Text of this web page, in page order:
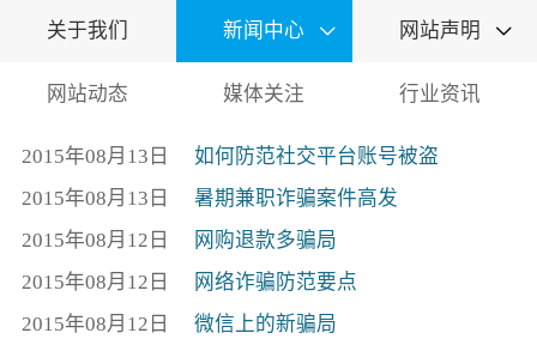
关于我们 新闻中心 
网站动态 媒体关注 行业资讯
网站声明 
2015年08月13日
如何防范社交平台账号被盗
2015年08月13日
暑期兼职诈骗案件高发
2015年08月12日
网购退款多骗局
2015年08月12日
网络诈骗防范要点
2015年08月12日
微信上的新骗局